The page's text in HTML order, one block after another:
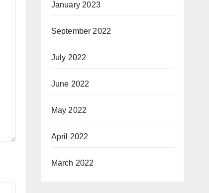
January 2023
September 2022
July 2022
June 2022
May 2022
April 2022
March 2022